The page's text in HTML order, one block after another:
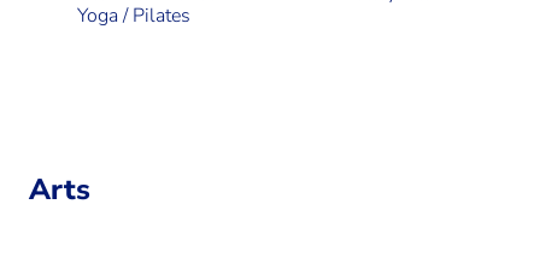
Yoga / Pilates
Arts